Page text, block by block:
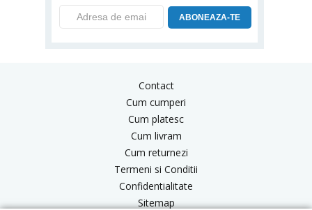
ABONEAZA-TE
Contact
Cum cumperi
Cum platesc
Cum livram
Cum returnezi
Termeni si Conditii
Confidentialitate
Sitemap